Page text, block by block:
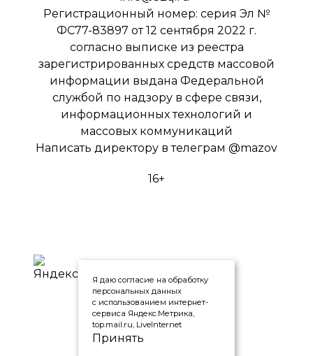
Регистрационный номер: серия Эл №
ФС77-83897 от 12 сентября 2022 г.
согласно выписке из реестра
зарегистрированных средств массовой
информации выдана Федеральной
службой по надзору в сфере связи,
информационных технологий и
массовых коммуникаций
Написать директору в телеграм @mazov
16+
Я даю согласие на обработку
персональных данных
с использованием интернет-
сервиса Яндекс.Метрика,
top.mail.ru, LiveInternet
Принять